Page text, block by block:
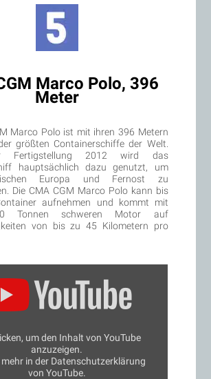
Marco Polo, 396
Meter
Marco Polo ist mit ihren 396 Metern
größten Containerschiffe der Welt.
Fertigstellung 2012 wird das
hauptsächlich dazu genutzt, um
Europa und Fernost zu
Die CMA CGM Marco Polo kann bis
aufnehmen und kommt mit
Tonnen schweren Motor auf
von bis zu 45 Kilometern pro
um den Inhalt von YouTube
anzuzeigen.
in der Datenschutzerklärung
von YouTube.